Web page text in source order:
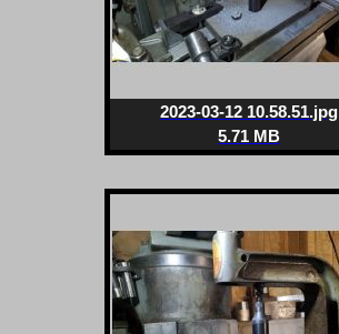
2023-03-12 10.58.51.jpg
5.71 MB